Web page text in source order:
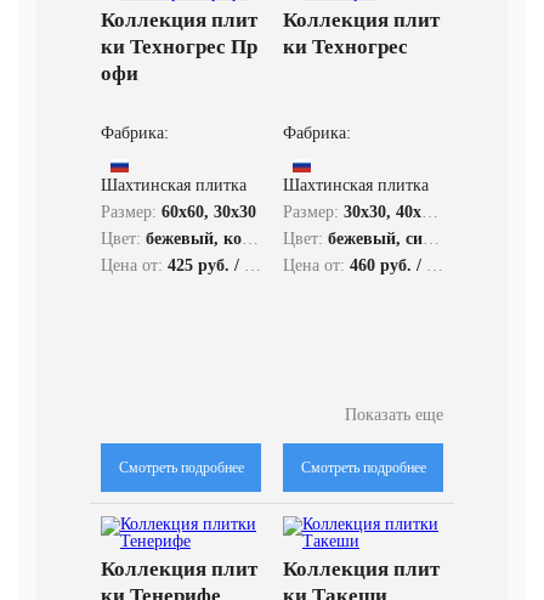
Коллекция плит
ки Техногрес Пр
офи
Фабрика:
Шахтинская плитка
Размер: 60x60, 30x30
Цвет: бежевый, коричневый, серый
Цена от: 425 руб. / кв.м.
Смотреть подробнее
Коллекция плит
ки Техногрес
Фабрика:
Шахтинская плитка
Размер: 30x30, 40x40, 60x60
Цвет: бежевый, синий, голубой, зеленый, коричневый, бордовый, розовый, серый, черный
Цена от: 460 руб. / кв.м.
Показать еще
Смотреть подробнее
Коллекция плит
Коллекция плит